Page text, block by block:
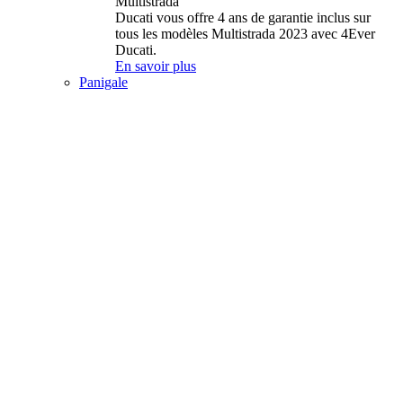
Ducati vous offre 4 ans de garantie inclus sur
tous les modèles Multistrada 2023 avec 4Ever
Ducati.
En savoir plus
Panigale